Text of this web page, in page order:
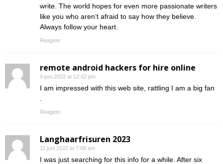
write. The world hopes for even more passionate writers
like you who aren’t afraid to say how they believe.
Always follow your heart.
Reageer
remote android hackers for hire online
9 juni 2022 at 12:42 pm
I am impressed with this web site, rattling I am a big fan
Reageer
Langhaarfrisuren 2023
11 juni 2022 at 7:08 am
I was just searching for this info for a while. After six